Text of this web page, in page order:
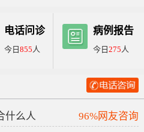
电话问诊
今日 855人
病例报告
今日275人
什么人
96%网友咨询